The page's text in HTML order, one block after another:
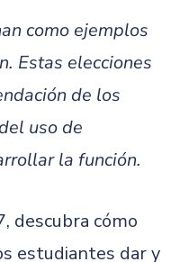
como ejemplos
Estas elecciones
de los
uso de
la función.
descubra cómo
estudiantes dar y